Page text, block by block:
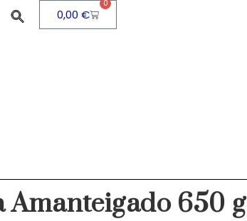
0,00€
0
Amanteigado 650 g